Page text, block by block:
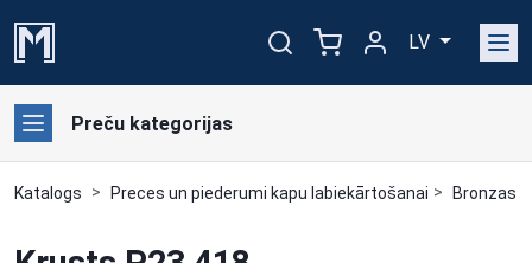
LV
Preču kategorijas
Katalogs Preces un piederumi kapu labiekārtošanai Bronzas